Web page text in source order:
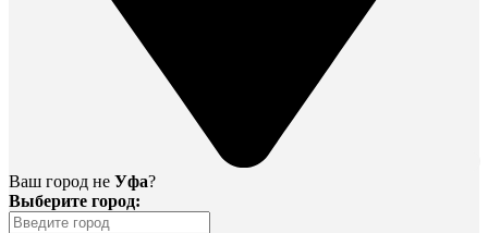
Ваш город не Уфа?
Выберите город: